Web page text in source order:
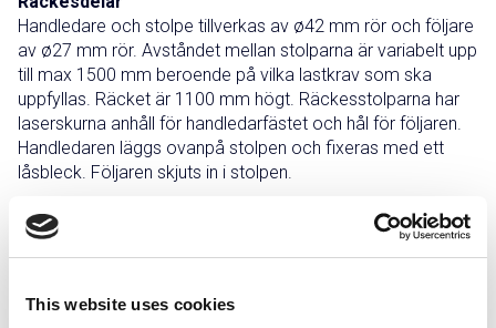
This website uses cookies
Handledare och stolpe tillverkas av ø42 mm rör och följare
av ø27 mm rör. Avståndet mellan stolparna är variabelt upp
till max 1500 mm beroende på vilka lastkrav som ska
uppfyllas. Räcket är 1100 mm högt. Räckesstolparna har
laserskurna anhåll för handledarfästet och hål för följaren.
Handledaren läggs ovanpå stolpen och fixeras med ett
låsbleck. Följaren skjuts in i stolpen.
Infästningar
Räcket monteras mot sida, ”sidomontage”, eller på golv,
Universalräcket.